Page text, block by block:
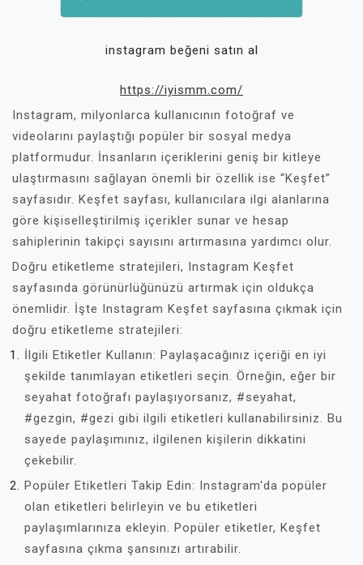
instagram beğeni satın al
https://iyismm.com/
Instagram, milyonlarca kullanıcının fotoğraf ve
videolarını paylaştığı popüler bir sosyal medya
platformudur. İnsanların içeriklerini geniş bir kitleye
ulaştırmasını sağlayan önemli bir özellik ise “Keşfet”
sayfasıdır. Keşfet sayfası, kullanıcılara ilgi alanlarına
göre kişiselleştirilmiş içerikler sunar ve hesap
sahiplerinin takipçi sayısını artırmasına yardımcı olur.
Doğru etiketleme stratejileri, Instagram Keşfet
sayfasında görünürlüğünüzü artırmak için oldukça
önemlidir. İşte Instagram Keşfet sayfasına çıkmak için
doğru etiketleme stratejileri:
İlgili Etiketler Kullanın: Paylaşacağınız içeriği en iyi
şekilde tanımlayan etiketleri seçin. Örneğin, eğer bir
seyahat fotoğrafı paylaşıyorsanız, #seyahat,
#gezgin, #gezi gibi ilgili etiketleri kullanabilirsiniz. Bu
sayede paylaşımınız, ilgilenen kişilerin dikkatini
çekebilir.
Popüler Etiketleri Takip Edin: Instagram'da popüler
olan etiketleri belirleyin ve bu etiketleri
paylaşımlarınıza ekleyin. Popüler etiketler, Keşfet
sayfasına çıkma şansınızı artırabilir.